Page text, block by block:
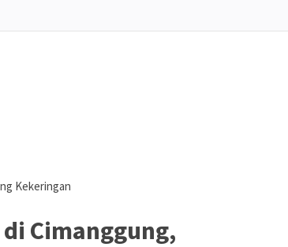
Kekeringan
Cimanggung,